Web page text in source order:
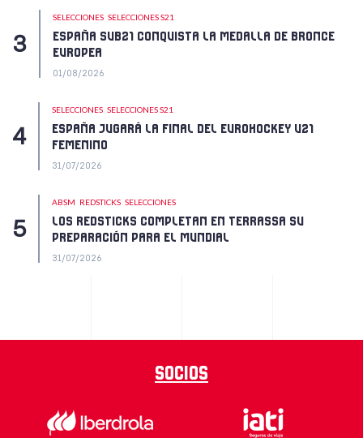
SELECCIONES SELECCIONES S21
ESPAÑA SUB21 CONQUISTA LA MEDALLA DE BRONCE
EUROPEA
01/08/2026
SELECCIONES SELECCIONES S21
ESPAÑA JUGARÁ LA FINAL DEL EUROHOCKEY U21
FEMENINO
31/07/2026
ABSM REDSTICKS SELECCIONES
LOS REDSTICKS COMPLETAN EN TERRASSA SU
PREPARACIÓN PARA EL MUNDIAL
31/07/2026
Socios